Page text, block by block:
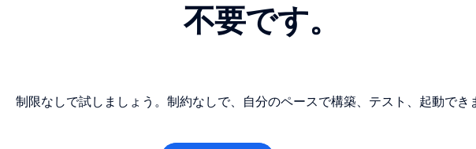
不要です。
制限なしで試しましょう。制約なしで、自分のペースで構築、テスト、起動でき